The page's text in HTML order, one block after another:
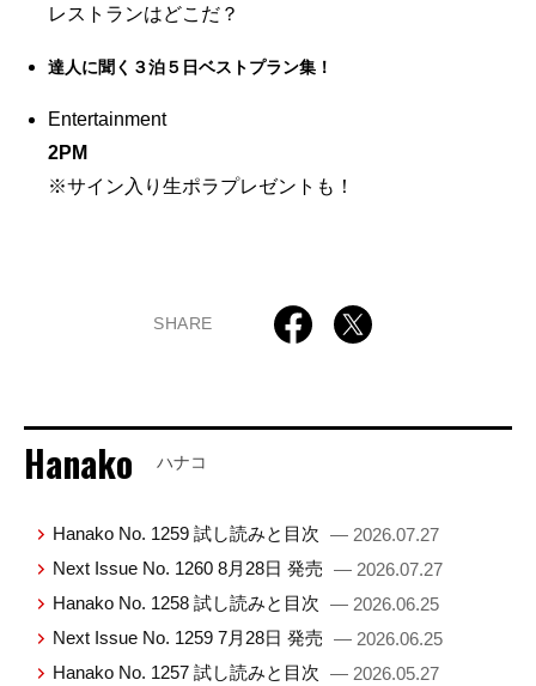
レストランはどこだ？
達人に聞く３泊５日ベストプラン集！
Entertainment
2PM
※サイン入り生ポラプレゼントも！
SHARE
Hanako ハナコ
Hanako No. 1259 試し読みと目次 — 2026.07.27
Next Issue No. 1260 8月28日 発売 — 2026.07.27
Hanako No. 1258 試し読みと目次 — 2026.06.25
Next Issue No. 1259 7月28日 発売 — 2026.06.25
Hanako No. 1257 試し読みと目次 — 2026.05.27